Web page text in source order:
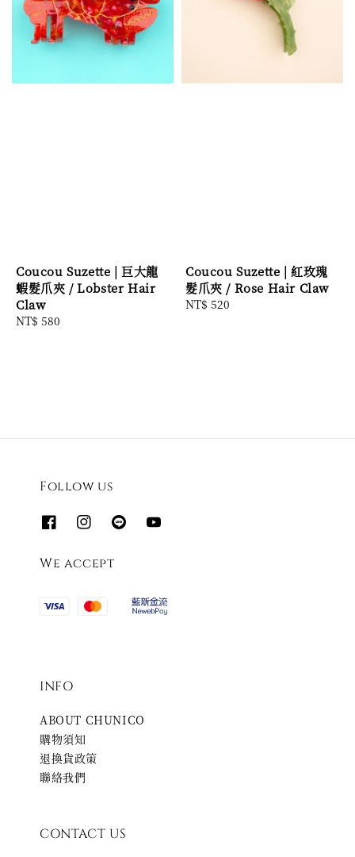
Coucou Suzette | 巨大龍
蝦髮爪夾 / Lobster Hair
Claw
Regular
NT$ 580
Coucou Suzette | 紅玫瑰
髮爪夾 / Rose Hair Claw
Regular
NT$ 520
Follow us
We accept
INFO
ABOUT CHUNICO
購物須知
退換貨政策
聯絡我們
CONTACT US